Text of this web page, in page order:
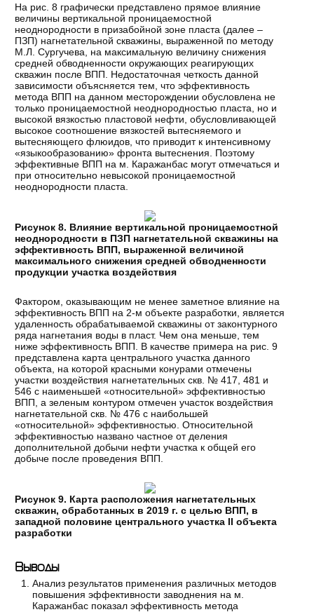
На рис. 8 графически представлено прямое влияние
величины вертикальной проницаемостной
неоднородности в призабойной зоне пласта (далее –
ПЗП) нагнетательной скважины, выраженной по методу
М.Л. Сургучева, на максимальную величину снижения
средней обводненности окружающих реагирующих
скважин после ВПП. Недостаточная четкость данной
зависимости объясняется тем, что эффективность
метода ВПП на данном месторождении обусловлена не
только проницаемостной неоднородностью пласта, но и
высокой вязкостью пластовой нефти, обусловливающей
высокое соотношение вязкостей вытесняемого и
вытесняющего флюидов, что приводит к интенсивному
«языкообразованию» фронта вытеснения. Поэтому
эффективные ВПП на м. Каражанбас могут отмечаться и
при относительно невысокой проницаемостной
неоднородности пласта.
Рисунок 8. Влияние вертикальной проницаемостной
неоднородности в ПЗП нагнетательной скважины на
эффективность ВПП, выраженной величиной
максимального снижения средней обводненности
продукции участка воздействия
Фактором, оказывающим не менее заметное влияние на
эффективность ВПП на 2-м объекте разработки, является
удаленность обрабатываемой скважины от законтурного
ряда нагнетания воды в пласт. Чем она меньше, тем
ниже эффективность ВПП. В качестве примера на рис. 9
представлена карта центрального участка данного
объекта, на которой красными конурами отмечены
участки воздействия нагнетательных скв. № 417, 481 и
546 с наименьшей «относительной» эффективностью
ВПП, а зеленым контуром отмечен участок воздействия
нагнетательной скв. № 476 с наибольшей
«относительной» эффективностью. Относительной
эффективностью названо частное от деления
дополнительной добычи нефти участка к общей его
добыче после проведения ВПП.
Рисунок 9. Карта расположения нагнетательных
скважин, обработанных в 2019 г. с целью ВПП, в
западной половине центрального участка II объекта
разработки
Выводы
Анализ результатов применения различных методов
повышения эффективности заводнения на м.
Каражанбас показал эффективность метода